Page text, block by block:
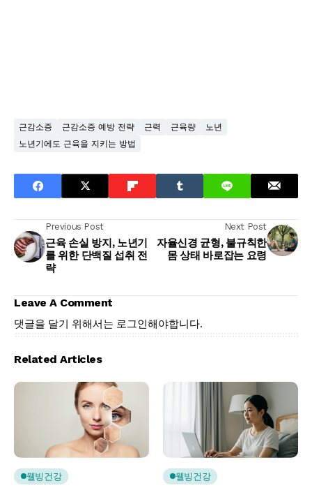
근감소증 근감소증 예방 전략 근력 근육량
노년
노년기에도 근육을 지키는 방법
Previous Post
근육 손실 방지, 노년기
를 위한 단백질 섭취 전
략
Next Post
자율신경 균형, 불규칙한
몸 상태 바로잡는 요령
Leave A Comment
댓글을 달기 위해서는 로그인해야합니다.
Related Articles
웰빙건강 웰빙건강